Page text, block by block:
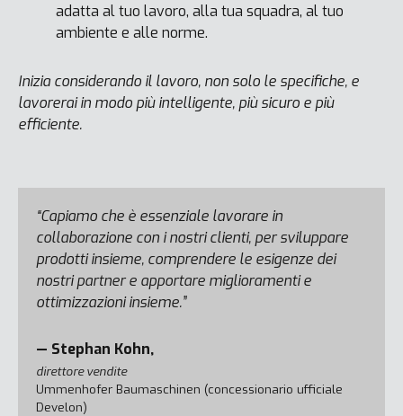
adatta al tuo lavoro, alla tua squadra, al tuo
ambiente e alle norme.
Inizia considerando il lavoro, non solo le specifiche, e
lavorerai in modo più intelligente, più sicuro e più
efficiente.
“Capiamo che è essenziale lavorare in
collaborazione con i nostri clienti, per sviluppare
prodotti insieme, comprendere le esigenze dei
nostri partner e apportare miglioramenti e
ottimizzazioni insieme.”
— Stephan Kohn,
direttore vendite
Ummenhofer Baumaschinen (concessionario ufficiale
Develon)